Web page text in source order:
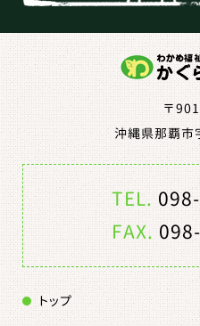
〒
沖縄県那覇
TEL.
FAX.
トップ